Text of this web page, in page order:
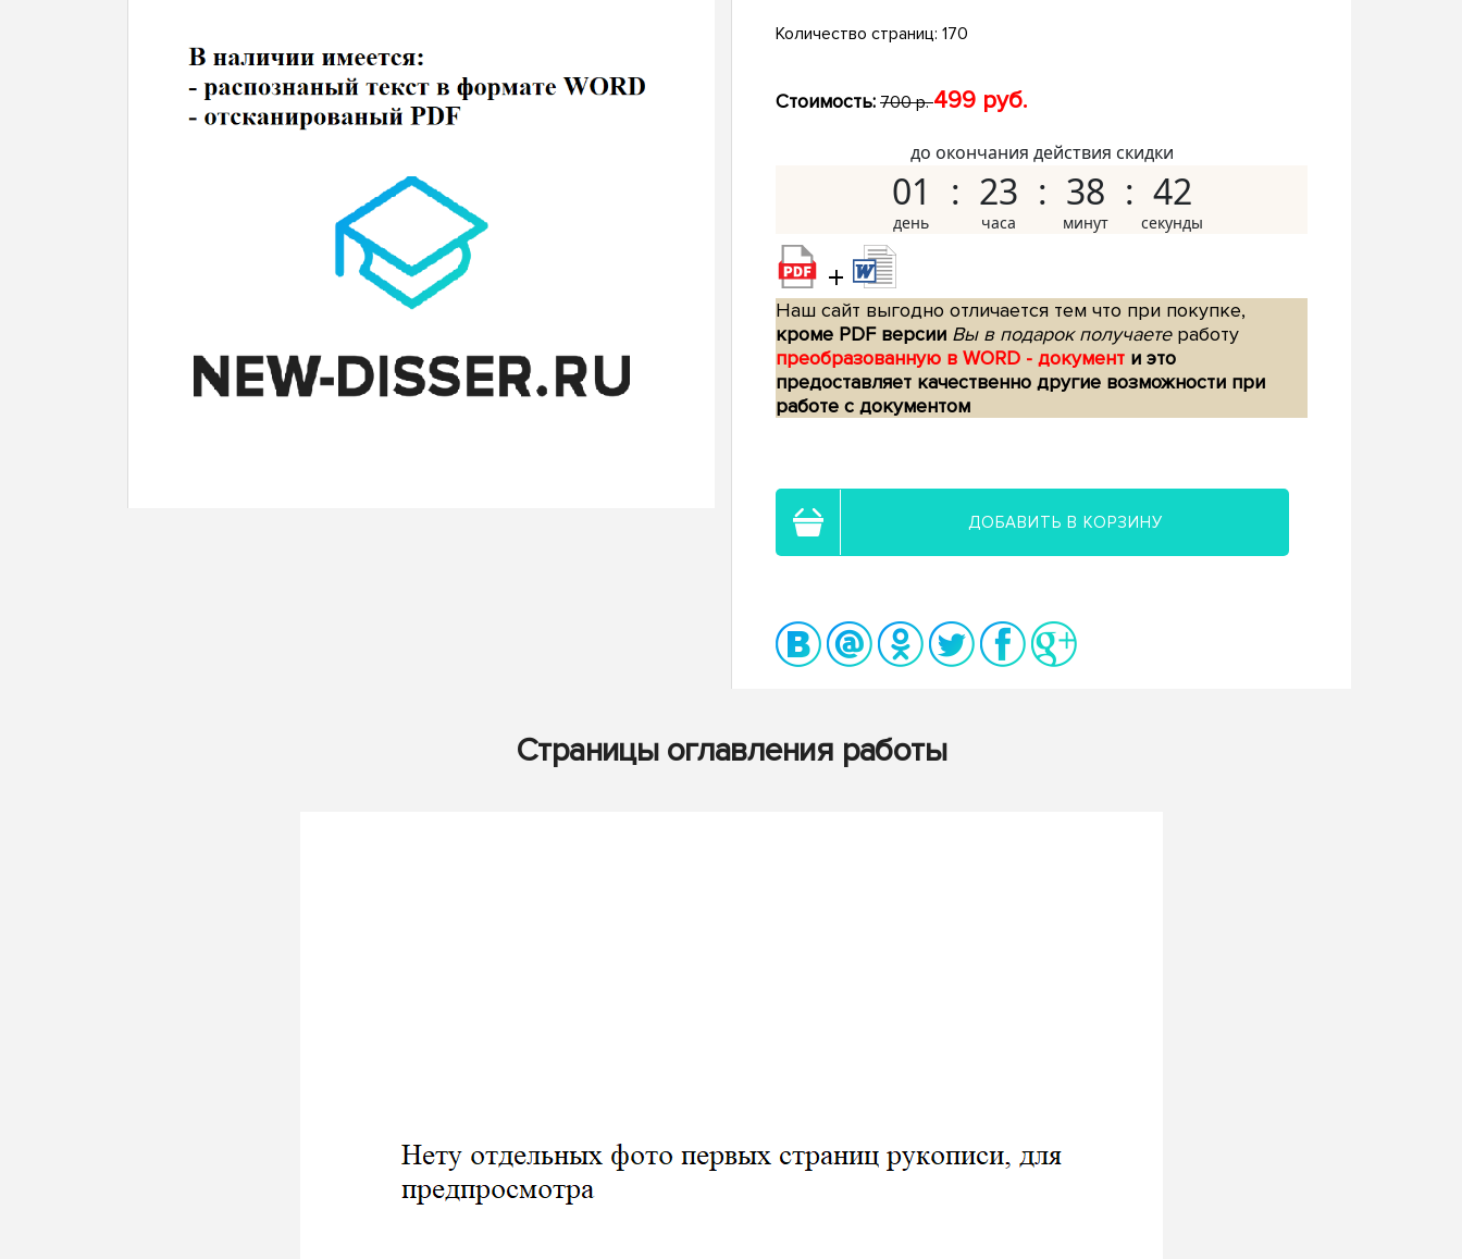
Количество страниц: 170
Стоимость: 700 р.499 руб.
до окончания действия скидки
01 23 38 41
+
Наш сайт выгодно отличается тем что при покупке,
кроме PDF версии Вы в подарок получаетеработу
преобразованную в WORD - документ и это
предоставляет качественно другие возможности при
работе с документом
ДОБАВИТЬ В КОРЗИНУ
Страницы оглавления работы